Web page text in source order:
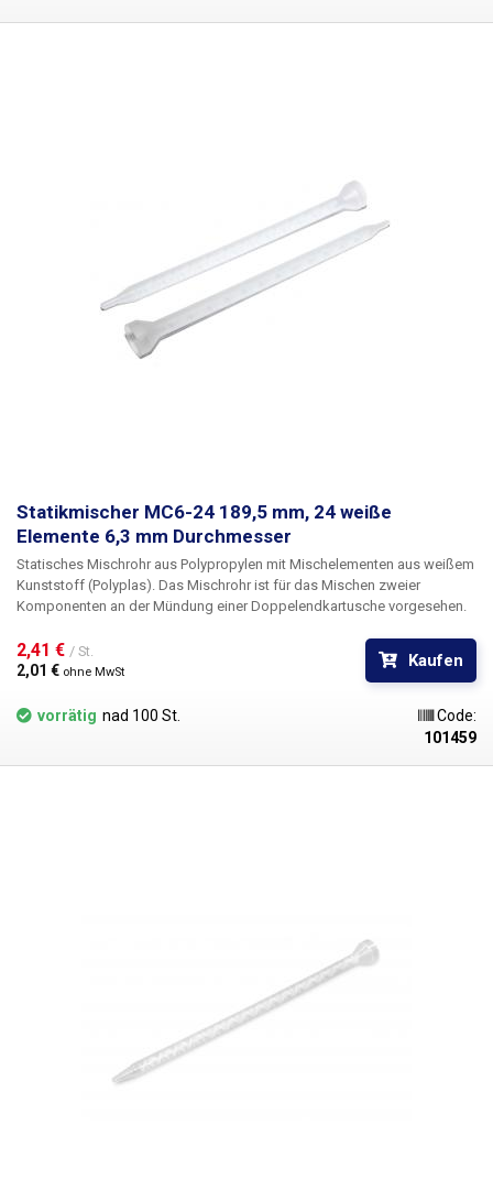
Statikmischer MC6-24 189,5 mm, 24 weiße
Elemente 6,3 mm Durchmesser
Statisches Mischrohr aus Polypropylen mit Mischelementen aus weißem
Kunststoff (Polyplas). Das Mischrohr ist für das Mischen zweier
Komponenten an der Mündung einer Doppelendkartusche vorgesehen.
2,41 € / St.
2,01 € ohne MwSt
Kaufen
vorrätig nad 100 St.
Code:
101459